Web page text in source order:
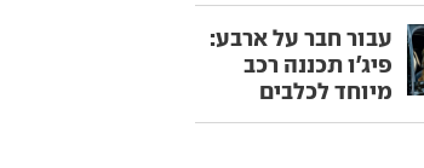
עבור חבר על ארבע:
פיג'ו תכננה רכב
מיוחד לכלבים